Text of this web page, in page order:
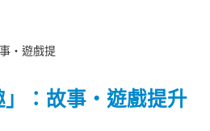
」：故事・遊戲提升